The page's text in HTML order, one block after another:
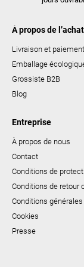
À propos de l’achat
Livraison et paiement
Emballage
Grossiste B2B
Blog
Entreprise
À propos de nous
Contact
Conditions de
Conditions de retour
Conditions générales
Cookies
Presse